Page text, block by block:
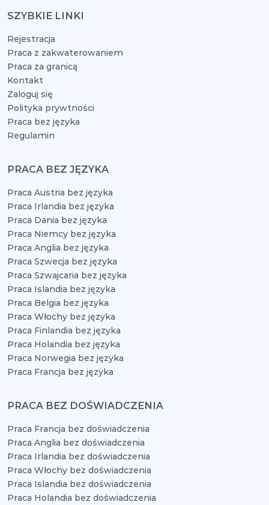
SZYBKIE LINKI
Rejestracja
Praca z zakwaterowaniem
Praca za granicą
Kontakt
Zaloguj się
Polityka prywtności
Praca bez języka
Regulamin
PRACA BEZ JĘZYKA
Praca Austria bez języka
Praca Irlandia bez języka
Praca Dania bez języka
Praca Niemcy bez języka
Praca Anglia bez języka
Praca Szwecja bez języka
Praca Szwajcaria bez języka
Praca Islandia bez języka
Praca Belgia bez języka
Praca Włochy bez języka
Praca Finlandia bez języka
Praca Holandia bez języka
Praca Norwegia bez języka
Praca Francja bez języka
PRACA BEZ DOŚWIADCZENIA
Praca Francja bez doświadczenia
Praca Anglia bez doświadczenia
Praca Irlandia bez doświadczenia
Praca Włochy bez doświadczenia
Praca Islandia bez doświadczenia
Praca Holandia bez doświadczenia